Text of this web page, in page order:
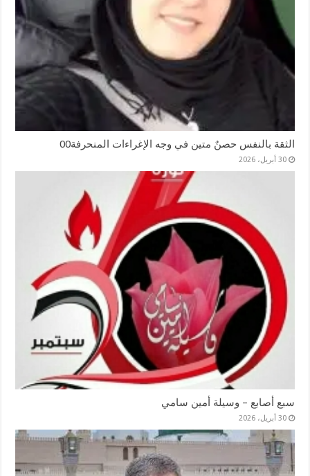
الثقة بالنفس حصنٌ متين في وجه الإغراءات المنحرفة00
30 أبريل، 2026
سبع أصابع – وسيلة أمين سامي
30 أبريل، 2026